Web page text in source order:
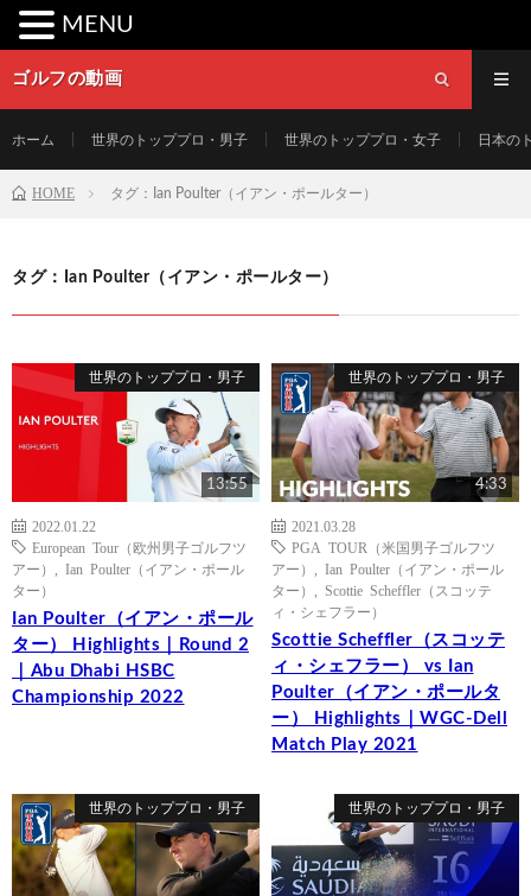
ゴルフの動画
ホーム 世界のトッププロ・男子 世界のトッププロ・女子 日本の
HOME タグ：Ian Poulter（イアン・ポールター）
タグ：Ian Poulter（イアン・ポールター）
世界のトッププロ・男子
13:55
2022.01.22
European Tour（欧州男子ゴルフツ
アー）
Ian Poulter（イアン・ポール
ター）
Ian Poulter（イアン・ポール
ター） Highlights｜Round 2
｜Abu Dhabi HSBC
Championship 2022
世界のトッププロ・男子
4:33
2021.03.28
PGA TOUR（米国男子ゴルフツ
アー）
Ian Poulter（イアン・ポール
ター）
Scottie Scheffler（スコッテ
ィ・シェフラー）
Scottie Scheffler（スコッテ
ィ・シェフラー） vs Ian
Poulter（イアン・ポールタ
ー） Highlights｜WGC-Dell
Match Play 2021
世界のトッププロ・男子 世界のトッププロ・男子
MENU